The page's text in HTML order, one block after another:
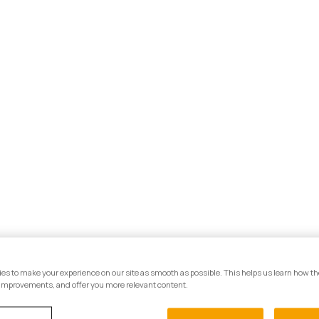
to make your experience on our site as smooth as possible. This helps us learn how
and offer you more relevant content.